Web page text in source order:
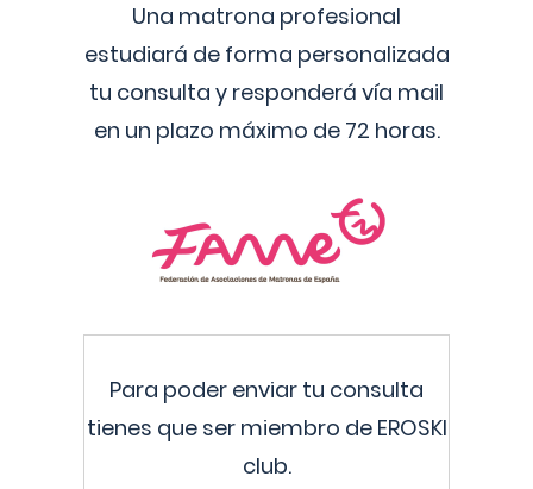
Una matrona profesional
estudiará de forma personalizada
tu consulta y responderá vía mail
en un plazo máximo de 72 horas.
Para poder enviar tu consulta
tienes que ser miembro de EROSKI
club.